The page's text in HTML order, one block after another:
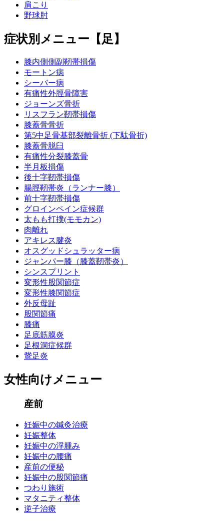
変形性膝関節症
外反母趾
股関節痛
膝痛
足底筋膜炎
足根洞症候群
女性向けメニュー
産前
妊娠中の浮腫み
産前の便秘
妊娠中の股関節痛
肩こり
野球肘
症状別メニュー【足】
膝内側側副靭帯損傷
モートン病
シーバー病
有痛性外脛骨障害
ジョーンズ骨折
リスフラン靭帯損傷
膝蓋骨骨折
第5中足骨基部裂離骨折 (下駄骨折)
膝蓋骨脱臼
有痛性分裂膝蓋骨
半月板損傷
後十字靭帯損傷
腸脛靭帯炎（ランナー膝）
前十字靭帯損傷
グロインペイン症候群
太もも打撲(モモカン)
肉離れ
アキレス腱炎
オスグッドシュラッター病
ジャンパー膝（膝蓋靭帯炎）
シンスプリント
変形性股関節症
変形性膝関節症
外反母趾
股関節痛
膝痛
足底筋膜炎
足根洞症候群
鵞足炎
女性向けメニュー
産前
妊娠中の鍼灸治療
妊娠整体
妊娠中の浮腫み
妊娠中の腰痛
産前の便秘
妊娠中の股関節痛
つわり施術
マタニティ整体
逆子治療